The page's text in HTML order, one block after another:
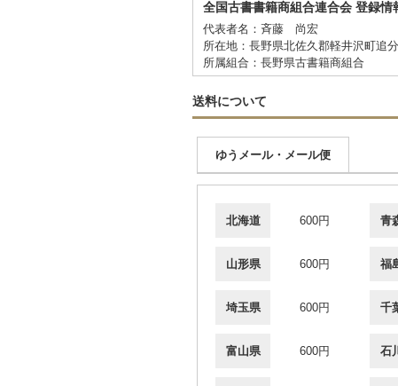
全国古書書籍商組合連合会 登録情
代表者名：斉藤 尚宏
所在地：長野県北佐久郡軽井沢町
所属組合：長野県古書籍商組合
送料について
ゆうメール・メール便
北海道 600円 青
山形県 600円 福
埼玉県 600円 千
富山県 600円 石